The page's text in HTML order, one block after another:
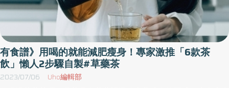
有食譜》用喝的就能減肥瘦身！專家激推「6款茶
飲」懶人2步驟自製#草藥茶
2023/07/06 Uho編輯部